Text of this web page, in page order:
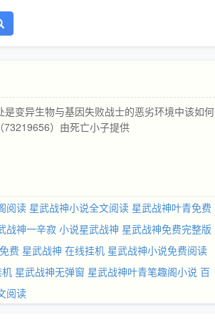
变异生物与基因失败战士的恶劣环境中该如何
73219656）由死亡小子提供
阅读 星武战神小说全文阅读 星武战神叶青免费
战神一辛寂 小说星武战神 星武战神免费完整版
费 星武战神 在线挂机 星武战神小说免费阅读
星武战神无弹窗 星武战神叶青笔趣阁小说 百
阅读